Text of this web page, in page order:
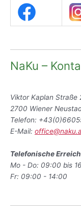
NaKu –
Viktor Kaplan Straße
2700 Wiener
Telefon:
E-Mail:
Telefonische
Mo - Do: 09:00 bis
Fr: 09:00 - 14:00